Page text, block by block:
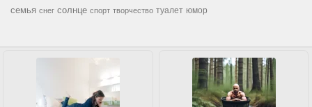
семья снег солнце спорт творчество туалет юмор